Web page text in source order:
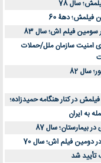
امنیت سازمان ملل/حملات
به ایران
بیمارستان؛ سال 87
تأیید شد